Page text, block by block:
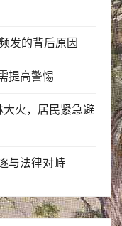
发的背后原因
提高警惕
火，居民紧急避
与法律对峙